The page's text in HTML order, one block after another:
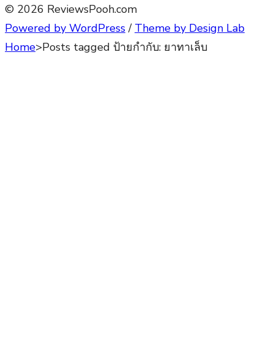
© 2026 ReviewsPooh.com
Powered by WordPress / Theme by Design Lab
Home>Posts tagged ป้ายกำกับ: ยาทาเล็บ